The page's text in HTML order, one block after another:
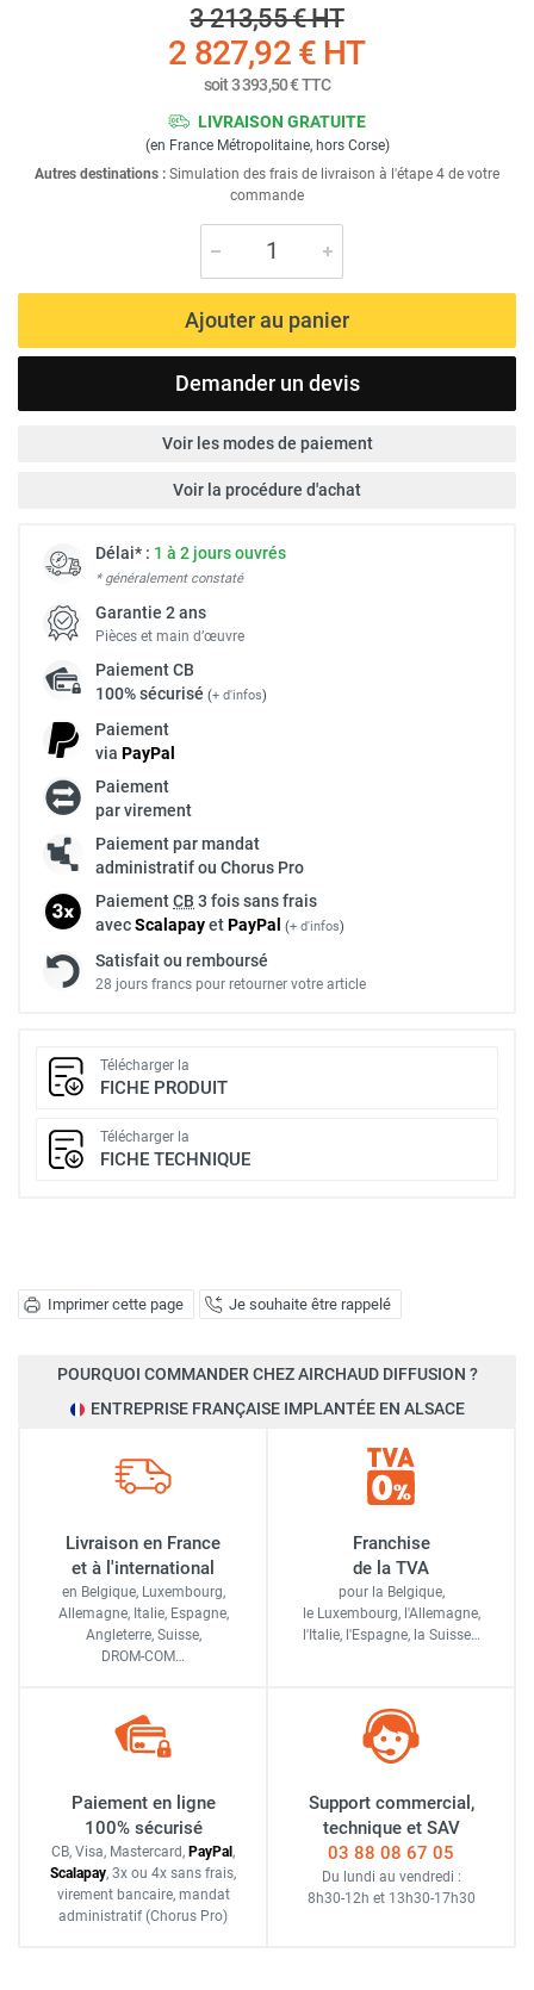
Imprimer cette page Je souhaite être rappelé
3 213,55 €HT
2 827,92 € HT
soit3 393,50 €TTC
LIVRAISON GRATUITE
(en France Métropolitaine, hors Corse)
Autres destinations : Simulation des frais de livraison à l'étape 4 de votre
commande
Ajouter au panier
Demander un devis
Voir les modes de paiement
Voir la procédure d'achat
Délai* : 1 à 2 jours ouvrés
* généralement constaté
Garantie 2 ans
Pièces et main d’œuvre
PaiementCB
100% sécurisé (+ d'infos)
Paiement
via PayPal
Paiement
par virement
Paiement par mandat
administratif ou Chorus Pro
PaiementCB 3 fois sans frais
avecScalapayetPayPal (+ d'infos)
Satisfait ou remboursé
28 jours francs pour retourner votre article
Télécharger la
FICHE PRODUIT
Télécharger la
FICHE TECHNIQUE
POURQUOI COMMANDER CHEZ AIRCHAUD DIFFUSION ?
ENTREPRISE FRANÇAISE IMPLANTÉE EN ALSACE
Livraison en France
et à l'international
en Belgique, Luxembourg,
Allemagne, Italie, Espagne,
Angleterre, Suisse,
DROM-COM…
Franchise
de la TVA
pour la Belgique,
le Luxembourg, l'Allemagne,
l'Italie, l'Espagne, la Suisse…
Paiement en ligne
100% sécurisé
CB, Visa, Mastercard, PayPal ,
Scalapay, 3x ou 4x sans frais,
virement bancaire, mandat
administratif (Chorus Pro)
Support commercial,
technique et SAV
03 88 08 67 05
Du lundi au vendredi :
8h30-12h et 13h30-17h30